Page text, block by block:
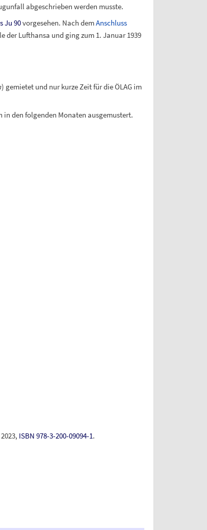
abgeschrieben werden musste.
Ju 90vorgesehen. Nach demAnschluss
der Lufthansa und ging zum 1. Januar 1939
) gemietet und nur kurze Zeit für die ÖLAG im
in den folgenden Monaten ausgemustert.
ISBN 978-3-200-09094-1.